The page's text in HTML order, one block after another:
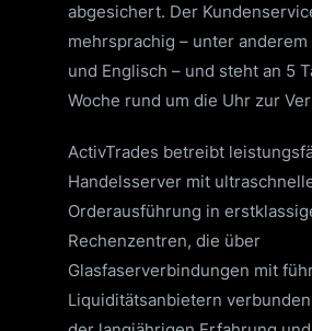
abgesichert. Der
mehrsprachig – unter anderem
und Englisch – und steht an 5
Woche rund um die Uhr zur
ActivTrades betreibt
Handelsserver mit
Orderausführung in
Rechenzentren, die über
Glasfaserverbindungen mit
Liquiditätsanbietern